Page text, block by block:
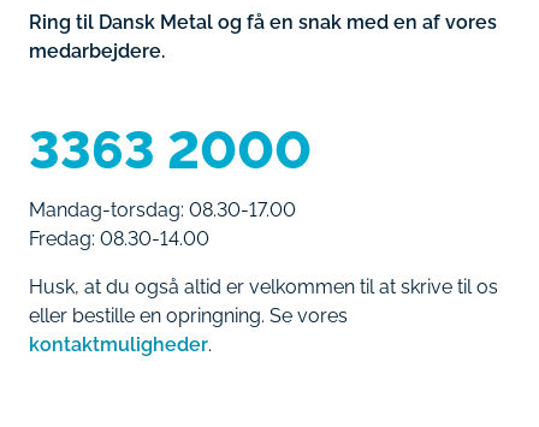
Ring til Dansk Metal og få en snak med en af vores
medarbejdere.
3363 2000
Mandag-torsdag: 08.30-17.00
Fredag: 08.30-14.00
Husk, at du også altid er velkommen til at skrive til os
eller bestille en opringning. Se vores
kontaktmuligheder.